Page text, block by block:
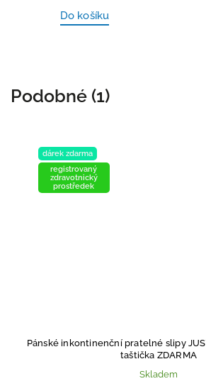
Do košíku
Podobné (1)
dárek zdarma
registrovaný
zdravotnický
prostředek
Pánské inkontinenční pratelné slipy
taštička ZDARMA
Skladem